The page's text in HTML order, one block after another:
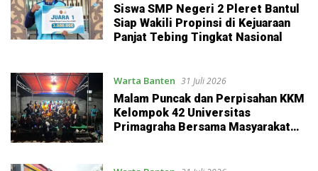
31 Juli 2026
Siswa SMP Negeri 2 Pleret Bantul
Siap Wakili Propinsi di Kejuaraan
Panjat Tebing Tingkat Nasional
Warta Banten 31 Juli 2026
Malam Puncak dan Perpisahan KKM
Kelompok 42 Universitas
Primagraha Bersama Masyarakat